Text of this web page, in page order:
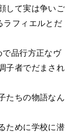
して実は争いご
ラフィエルとだ
品行方正なヴ
子者でだまされ
たちの物語なん
ために学校に潜